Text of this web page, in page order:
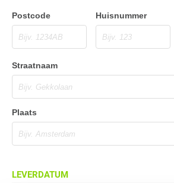
Postcode Huisnummer
Straatnaam
Plaats
LEVERDATUM